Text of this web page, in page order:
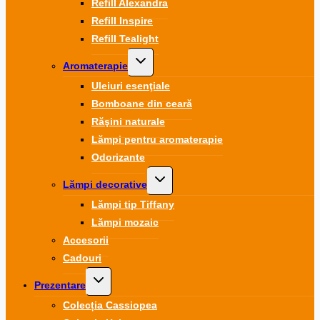
Refill Alexandra
Refill Inspire
Refill Tealight
Aromaterapie
Toggle
child
menu
Uleiuri esenţiale
Bomboane din ceară
Răşini naturale
Lămpi pentru aromaterapie
Odorizante
Lămpi decorative
Toggle
child
menu
Lămpi tip Tiffany
Lămpi mozaic
Accesorii
Cadouri
Prezentare
Toggle
child
menu
Colecția Cassiopea